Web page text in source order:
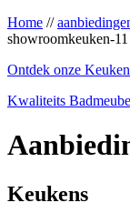
Home //
showroomkeuken-11
Ontdek onze
Kwaliteits
Keukens